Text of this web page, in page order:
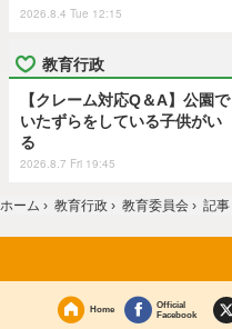
2026.8.4 Tue 12:15
教育行政
【クレーム対応Q＆A】公園で
いたずらをしている子供がい
る
2026.8.7 Fri 19:45
ホーム › 教育行政 › 教育委員会 › 記事
Home
Official
Facebook